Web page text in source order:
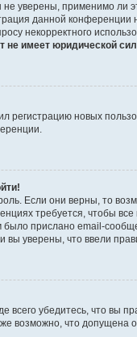
уверены, применимо ли
данной
некорректного
не имеет юридической
регистрацию новых
Если они верны, то
требуется, чтобы
было прислано email-
уверены, что ввели
всего убедитесь, что вы
возможно, что